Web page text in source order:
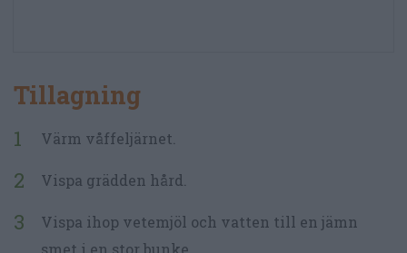
Tillagning
Värm våffeljärnet.
Vispa grädden hård.
Vispa ihop vetemjöl och vatten till en jämn
smet i en stor bunke.